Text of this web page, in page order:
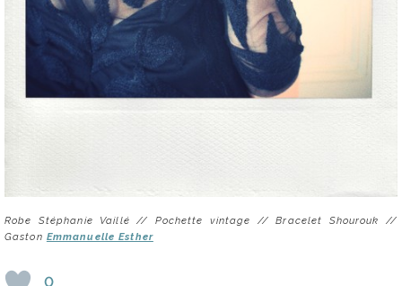
Robe Stéphanie Vaillé // Pochette vintage // Bracelet Shourouk //
Gaston Emmanuelle Esther
0